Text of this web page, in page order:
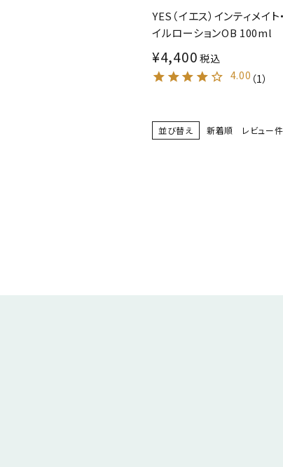
YES（イエス）インティメイト
イルローションOB 100ml
¥4,400 税込
4.00 （1）
並び替え 新着順 レビュー